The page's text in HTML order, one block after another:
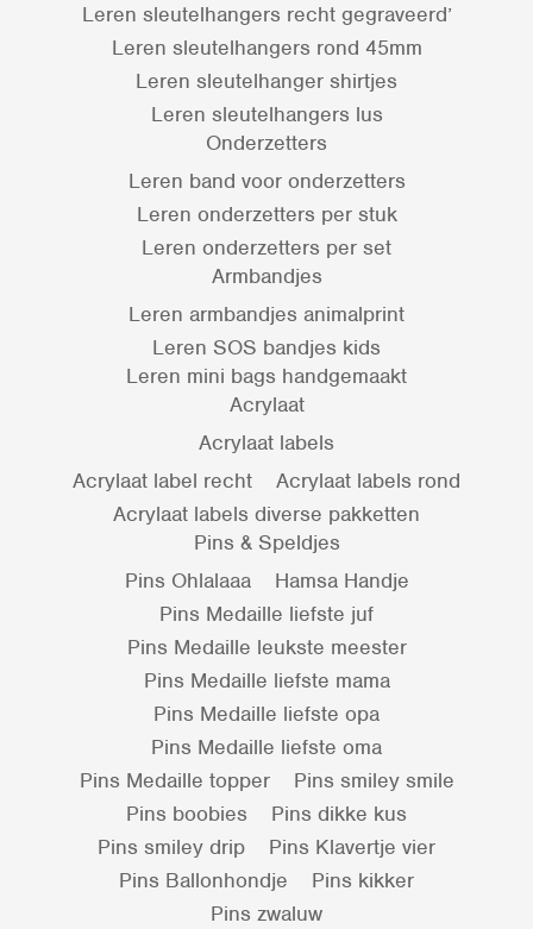
Leren sleutelhangers recht gegraveerd’
Leren sleutelhangers rond 45mm
Leren sleutelhanger shirtjes
Leren sleutelhangers lus
Onderzetters
Leren band voor onderzetters
Leren onderzetters per stuk
Leren onderzetters per set
Armbandjes
Leren armbandjes animalprint
Leren SOS bandjes kids
Leren mini bags handgemaakt
Acrylaat
Acrylaat labels
Acrylaat label recht
Acrylaat labels rond
Acrylaat labels diverse pakketten
Pins & Speldjes
Pins Ohlalaaa
Hamsa Handje
Pins Medaille liefste juf
Pins Medaille leukste meester
Pins Medaille liefste mama
Pins Medaille liefste opa
Pins Medaille liefste oma
Pins Medaille topper
Pins smiley smile
Pins boobies
Pins dikke kus
Pins smiley drip
Pins Klavertje vier
Pins Ballonhondje
Pins kikker
Pins zwaluw